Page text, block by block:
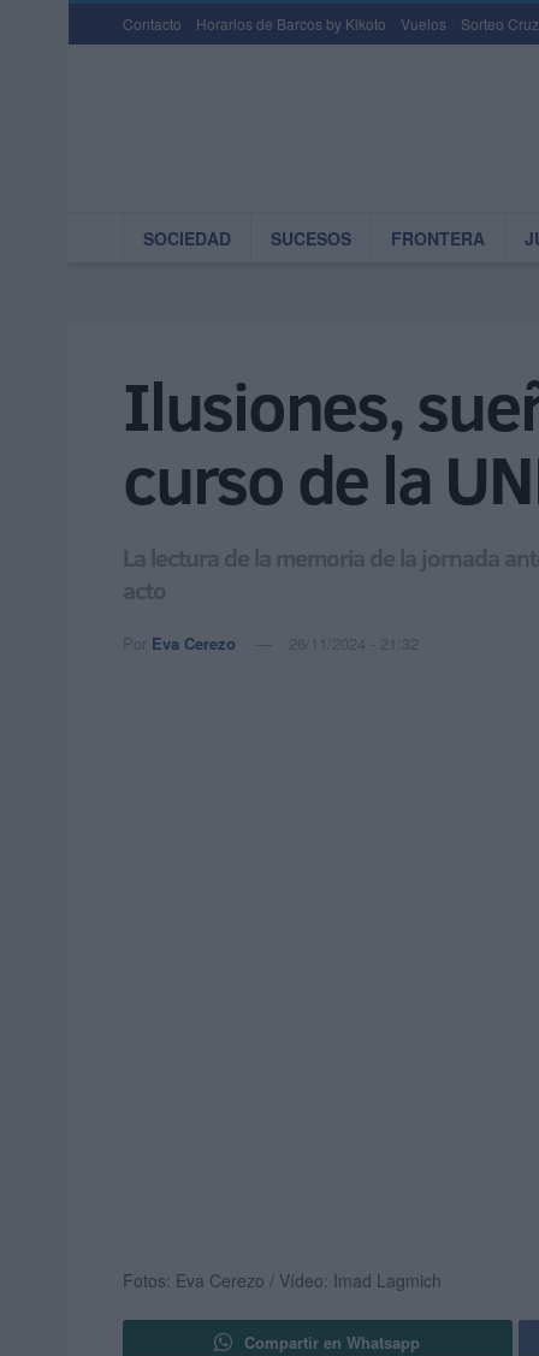
Contacto Horarios de Barcos by Kikoto Vuelos Sorteo
SOCIEDAD SUCESOS FRONTERA
Ilusiones,
curso de la
La lectura de la memoria de la jornada
acto
Por Eva Cerezo 26/11/2024 - 21:32
Fotos: Eva Cerezo / Vídeo: Imad Lagmich
Compartir en Whatsapp